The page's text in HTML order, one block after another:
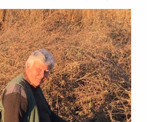
(Γενικών Συνελεύσεων και
έως τις 30-4-2020. Η σχετική
από παρέμβαση της Κ.Σ.Ε. και
προθεσμιών – Αναβολή των
στις […]